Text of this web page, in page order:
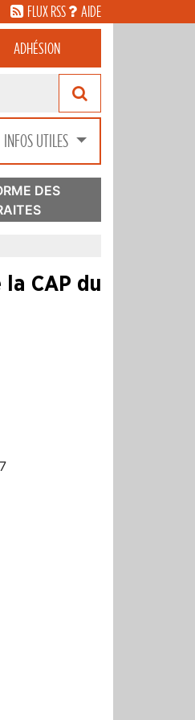
FLUX RSS AIDE
ADHÉSION
INFOS UTILES
DES
CAP du